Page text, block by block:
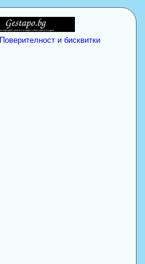
Поверителност и бисквитки